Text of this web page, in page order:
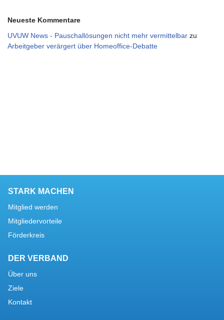
Neueste Kommentare
UVUW News - Pauschallösungen nicht mehr vermittelbar zu
Arbeitgeber verärgert über Homeoffice-Debatte
STARK MACHEN
Mitglied werden
Mitgliedervorteile
Förderkreis
DER VERBAND
Über uns
Ziele
Kontakt